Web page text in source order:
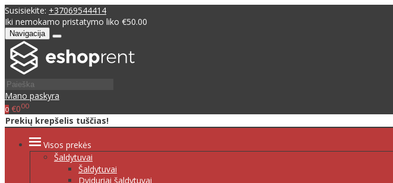
Susisiekite: +37069544414
Iki nemokamo pristatymo liko €50.00
Navigacija
Mano paskyra
0 €000
Prekių krepšelis tuščias!
Visos prekės
Šaldytuvai
Šaldytuvai
Dviduriai šaldytuvai